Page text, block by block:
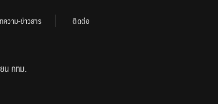
ความ-ข่าวสาร ติดต่อ
น กทม.